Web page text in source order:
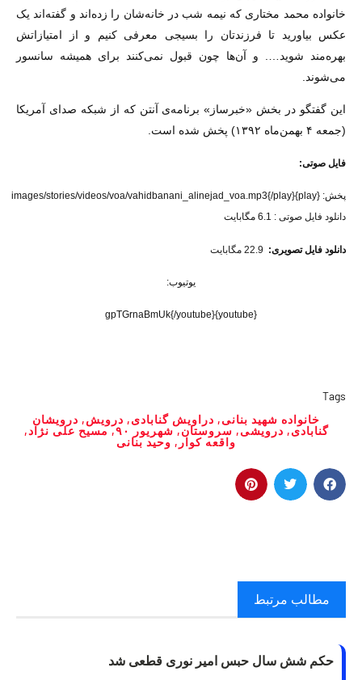
خانواده محمد مختاری که نیمه شب در خانه‌شان را زده‌اند و گفته‌اند یک
عکس بیاورید تا فرزندتان را بسیجی معرفی کنیم و از امتیازاتش
بهره‌مند شوید…. و آن‌ها چون قبول نمی‌کنند برای همیشه سانسور
می‌شوند.
این گفتگو در بخش «خبرساز» برنامه‌ی آنتن که از شبکه صدای آمریکا
(جمعه ۴ بهمن‌ماه ۱۳۹۲) پخش شده است.
فایل صوتی:
پخش: {play}images/stories/videos/voa/vahidbanani_alinejad_voa.mp3{/play}
دانلود فایل صوتی : 6.1 مگابایت
دانلود فایل تصویری:
یوتیوب:
{youtube}gpTGrnaBmUk{/youtube}
Tags
خانواده شهید بنانی, دراویش گنابادی, درویش, درویشان
گنابادی, درویشی, سروستان,شهریور ۹۰ ,مسیح علی نژاد,
واقعه کوار , وحید بنانی
مطالب مرتبط
حکم شش سال حبس امیر نوری قطعی شد